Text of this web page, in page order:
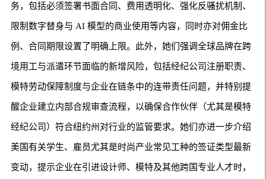
务，包括必须签署书面合同、费用透明化、强化反骚扰机制、
限制数字替身与 AI 模型的商业使用等内容，同时亦对佣金比
例、合同期限设置了明确上限。此外，她们强调全球品牌在跨
境用工与派遣环节面临的新增风险，包括经纪公司注册职责、
模特劳动保障制度与企业在链条中的连带责任问题，并特别提
醒企业建立内部合规审查流程，以确保合作伙伴（尤其是模特
经纪公司）符合纽约州对行业的监管要求。她们亦进一步介绍
美国有关学生、雇员尤其是时尚产业常见工种的签证类型最新
变动，提示企业在引进设计师、模特及其他跨国专业人才时，